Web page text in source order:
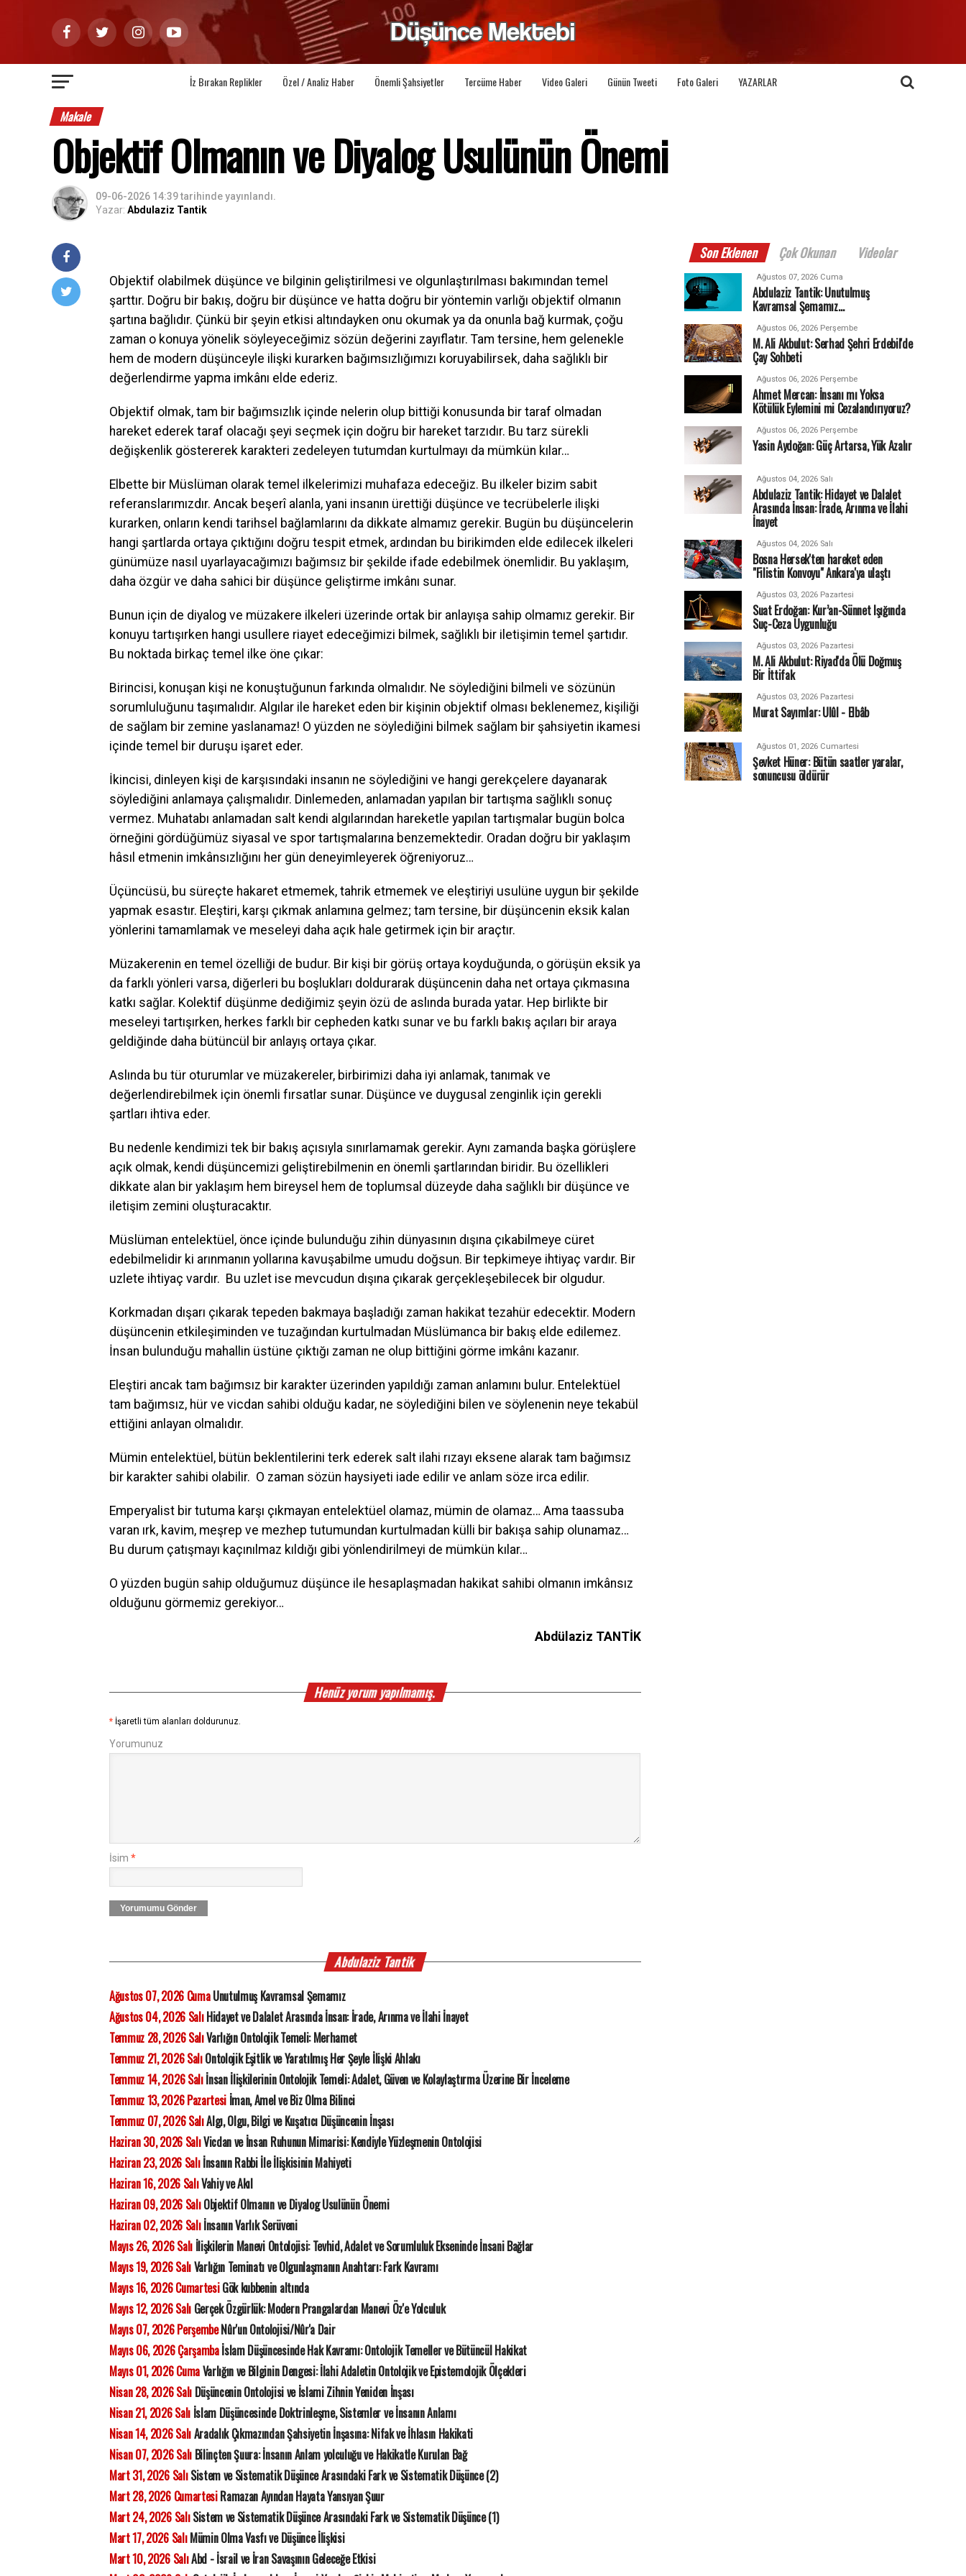
İz Bırakan Replikler Özel / Analiz Haber Önemli Şahsiyetler Tercüme Haber Video Galeri Günün Tweeti Foto Galeri YAZARLAR
Makale
Objektif Olmanın ve Diyalog Usulünün Önemi
09-06-2026 14:39tarihinde yayınlandı.
Yazar: Abdulaziz Tantik
Objektif olabilmek düşünce ve bilginin geliştirilmesi ve olgunlaştırılması bakımından temel
şarttır. Doğru bir bakış, doğru bir düşünce ve hatta doğru bir yöntemin varlığı objektif olmanın
şartına bağlıdır. Çünkü bir şeyin etkisi altındayken onu okumak ya da onunla bağ kurmak, çoğu
zaman o konuya yönelik söyleyeceğimiz sözün değerini zayıflatır. Tam tersine, hem gelenekle
hem de modern düşünceyle ilişki kurarken bağımsızlığımızı koruyabilirsek, daha sağlıklı bir
değerlendirme yapma imkânı elde ederiz.
Objektif olmak, tam bir bağımsızlık içinde nelerin olup bittiği konusunda bir taraf olmadan
hareket ederek taraf olacağı şeyi seçmek için doğru bir hareket tarzıdır. Bu tarz sürekli
değişkenlik göstererek karakteri zedeleyen tutumdan kurtulmayı da mümkün kılar…
Elbette bir Müslüman olarak temel ilkelerimizi muhafaza edeceğiz. Bu ilkeler bizim sabit
referanslarımızdır. Ancak beşerî alanla, yani insanın ürettiği düşünce ve tecrübelerle ilişki
kurarken, onların kendi tarihsel bağlamlarını da dikkate almamız gerekir. Bugün bu düşüncelerin
hangi şartlarda ortaya çıktığını doğru tespit etmek, ardından bu birikimden elde edilecek ilkeleri
günümüze nasıl uyarlayacağımızı bağımsız bir şekilde ifade edebilmek önemlidir. Bu yaklaşım,
daha özgür ve daha sahici bir düşünce geliştirme imkânı sunar.
Bunun için de diyalog ve müzakere ilkeleri üzerinde ortak bir anlayışa sahip olmamız gerekir. Bir
konuyu tartışırken hangi usullere riayet edeceğimizi bilmek, sağlıklı bir iletişimin temel şartıdır.
Bu noktada birkaç temel ilke öne çıkar:
Birincisi, konuşan kişi ne konuştuğunun farkında olmalıdır. Ne söylediğini bilmeli ve sözünün
sorumluluğunu taşımalıdır. Algılar ile hareket eden bir kişinin objektif olması beklenemez, kişiliği
de sağlam bir zemine yaslanamaz! O yüzden ne söylediğini bilmek sağlam bir şahsiyetin ikamesi
içinde temel bir duruşu işaret eder.
İkincisi, dinleyen kişi de karşısındaki insanın ne söylediğini ve hangi gerekçelere dayanarak
söylediğini anlamaya çalışmalıdır. Dinlemeden, anlamadan yapılan bir tartışma sağlıklı sonuç
vermez. Muhatabı anlamadan salt kendi algılarından hareketle yapılan tartışmalar bugün bolca
örneğini gördüğümüz siyasal ve spor tartışmalarına benzemektedir. Oradan doğru bir yaklaşım
hâsıl etmenin imkânsızlığını her gün deneyimleyerek öğreniyoruz…
Üçüncüsü, bu süreçte hakaret etmemek, tahrik etmemek ve eleştiriyi usulüne uygun bir şekilde
yapmak esastır. Eleştiri, karşı çıkmak anlamına gelmez; tam tersine, bir düşüncenin eksik kalan
yönlerini tamamlamak ve meseleyi daha açık hale getirmek için bir araçtır.
Müzakerenin en temel özelliği de budur. Bir kişi bir görüş ortaya koyduğunda, o görüşün eksik ya
da farklı yönleri varsa, diğerleri bu boşlukları doldurarak düşüncenin daha net ortaya çıkmasına
katkı sağlar. Kolektif düşünme dediğimiz şeyin özü de aslında burada yatar. Hep birlikte bir
meseleyi tartışırken, herkes farklı bir cepheden katkı sunar ve bu farklı bakış açıları bir araya
geldiğinde daha bütüncül bir anlayış ortaya çıkar.
Aslında bu tür oturumlar ve müzakereler, birbirimizi daha iyi anlamak, tanımak ve
değerlendirebilmek için önemli fırsatlar sunar. Düşünce ve duygusal zenginlik için gerekli
şartları ihtiva eder.
Bu nedenle kendimizi tek bir bakış açısıyla sınırlamamak gerekir. Aynı zamanda başka görüşlere
açık olmak, kendi düşüncemizi geliştirebilmenin en önemli şartlarından biridir. Bu özellikleri
dikkate alan bir yaklaşım hem bireysel hem de toplumsal düzeyde daha sağlıklı bir düşünce ve
iletişim zemini oluşturacaktır.
Müslüman entelektüel, önce içinde bulunduğu zihin dünyasının dışına çıkabilmeye cüret
edebilmelidir ki arınmanın yollarına kavuşabilme umudu doğsun. Bir tepkimeye ihtiyaç vardır. Bir
uzlete ihtiyaç vardır. Bu uzlet ise mevcudun dışına çıkarak gerçekleşebilecek bir olgudur.
Korkmadan dışarı çıkarak tepeden bakmaya başladığı zaman hakikat tezahür edecektir. Modern
düşüncenin etkileşiminden ve tuzağından kurtulmadan Müslümanca bir bakış elde edilemez.
İnsan bulunduğu mahallin üstüne çıktığı zaman ne olup bittiğini görme imkânı kazanır.
Eleştiri ancak tam bağımsız bir karakter üzerinden yapıldığı zaman anlamını bulur. Entelektüel
tam bağımsız, hür ve vicdan sahibi olduğu kadar, ne söylediğini bilen ve söylenenin neye tekabül
ettiğini anlayan olmalıdır.
Mümin entelektüel, bütün beklentilerini terk ederek salt ilahi rızayı eksene alarak tam bağımsız
bir karakter sahibi olabilir. O zaman sözün haysiyeti iade edilir ve anlam söze irca edilir.
Emperyalist bir tutuma karşı çıkmayan entelektüel olamaz, mümin de olamaz… Ama taassuba
varan ırk, kavim, meşrep ve mezhep tutumundan kurtulmadan külli bir bakışa sahip olunamaz…
Bu durum çatışmayı kaçınılmaz kıldığı gibi yönlendirilmeyi de mümkün kılar…
O yüzden bugün sahip olduğumuz düşünce ile hesaplaşmadan hakikat sahibi olmanın imkânsız
olduğunu görmemiz gerekiyor…
Abdülaziz TANTİK
Henüz yorum yapılmamış.
* İşaretli tüm alanları doldurunuz.
Yorumunuz
İsim *
Yorumumu Gönder
Abdulaziz Tantik
Ağustos 07, 2026 CumaUnutulmuş Kavramsal Şemamız
Ağustos 04, 2026 SalıHidayet ve Dalalet Arasında İnsan: İrade, Arınma ve İlahi İnayet
Temmuz 28, 2026 SalıVarlığın Ontolojik Temeli: Merhamet
Temmuz 21, 2026 SalıOntolojik Eşitlik ve Yaratılmış Her Şeyle İlişki Ahlakı
Temmuz 14, 2026 Salıİnsan İlişkilerinin Ontolojik Temeli: Adalet, Güven ve Kolaylaştırma Üzerine Bir İnceleme
Temmuz 13, 2026 Pazartesi İman, Amel ve Biz Olma Bilinci
Temmuz 07, 2026 SalıAlgı, Olgu, Bilgi ve Kuşatıcı Düşüncenin İnşası
Haziran 30, 2026 SalıVicdan ve İnsan Ruhunun Mimarisi: Kendiyle Yüzleşmenin Ontolojisi
Haziran 23, 2026 Salıİnsanın Rabbi İle İlişkisinin Mahiyeti
Haziran 16, 2026 SalıVahiy ve Akıl
Haziran 09, 2026 SalıObjektif Olmanın ve Diyalog Usulünün Önemi
Haziran 02, 2026 Salıİnsanın Varlık Serüveni
Mayıs 26, 2026 Salıİlişkilerin Manevi Ontolojisi: Tevhid, Adalet ve Sorumluluk Ekseninde İnsani Bağlar
Mayıs 19, 2026 SalıVarlığın Teminatı ve Olgunlaşmanın Anahtarı: Fark Kavramı
Mayıs 16, 2026 CumartesiGök kubbenin altında
Mayıs 12, 2026 SalıGerçek Özgürlük: Modern Prangalardan Manevi Öz'e Yolculuk
Mayıs 07, 2026 PerşembeNûr'un Ontolojisi/Nûr'a Dair
Mayıs 06, 2026 Çarşambaİslam Düşüncesinde Hak Kavramı: Ontolojik Temeller ve Bütüncül Hakikat
Mayıs 01, 2026 CumaVarlığın ve Bilginin Dengesi: İlahi Adaletin Ontolojik ve Epistemolojik Ölçekleri
Nisan 28, 2026 SalıDüşüncenin Ontolojisi ve İslami Zihnin Yeniden İnşası
Nisan 21, 2026 Salıİslam Düşüncesinde Doktrinleşme, Sistemler ve İnsanın Anlamı
Nisan 14, 2026 SalıAradalık Çıkmazından Şahsiyetin İnşasına: Nifak ve İhlasın Hakikati
Nisan 07, 2026 SalıBilinçten Şuura: İnsanın Anlam yolculuğu ve Hakikatle Kurulan Bağ
Mart 31, 2026 SalıSistem ve Sistematik Düşünce Arasındaki Fark ve Sistematik Düşünce (2)
Mart 28, 2026 CumartesiRamazan Ayından Hayata Yansıyan Şuur
Mart 24, 2026 SalıSistem ve Sistematik Düşünce Arasındaki Fark ve Sistematik Düşünce (1)
Mart 17, 2026 SalıMümin Olma Vasfı ve Düşünce İlişkisi
Mart 10, 2026 SalıAbd - İsrail ve İran Savaşının Geleceğe Etkisi
Son Eklenen Çok Okunan Videolar
Ağustos 07, 2026 Cuma
Abdulaziz Tantik: Unutulmuş
Kavramsal Şemamız…
Ağustos 06, 2026 Perşembe
M. Ali Akbulut: Serhad Şehri Erdebil'de
Çay Sohbeti
Ağustos 06, 2026 Perşembe
Ahmet Mercan: İnsanı mı Yoksa
Kötülük Eylemini mi Cezalandırıyoruz?
Ağustos 06, 2026 Perşembe
Yasin Aydoğan: Güç Artarsa, Yük Azalır
Ağustos 04, 2026 Salı
Abdulaziz Tantik: Hidayet ve Dalalet
Arasında İnsan: İrade, Arınma ve İlahi
İnayet
Ağustos 04, 2026 Salı
Bosna Hersek'ten hareket eden
"Filistin Konvoyu" Ankara'ya ulaştı
Ağustos 03, 2026 Pazartesi
Suat Erdoğan: Kur’an-Sünnet Işığında
Suç-Ceza Uygunluğu
Ağustos 03, 2026 Pazartesi
M. Ali Akbulut: Riyad'da Ölü Doğmuş
Bir İttifak
Ağustos 03, 2026 Pazartesi
Murat Sayımlar: Ulûl - Elbâb
Ağustos 01, 2026 Cumartesi
Şevket Hüner: Bütün saatler yaralar,
sonuncusu öldürür